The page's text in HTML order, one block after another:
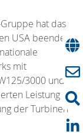
hat das
USA beendet.
mit
3000 und
Leistung
der Turbinen